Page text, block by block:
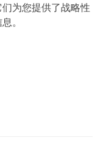
为您提供了战略性
。